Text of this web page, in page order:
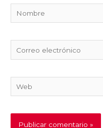
Nombre
electrónico